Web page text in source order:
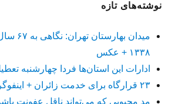
نوشته‌های تازه
میدان
۱۳۳۸ + عکس
ادارات این استان‌ها فردا چهارشنبه
۲۳ قرارگاه برای خدمت زائران + اینفوگرافیک
مد محبوبی که می‌تواند ناقل عفونت